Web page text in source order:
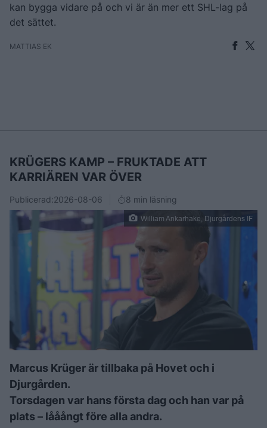
kan bygga vidare på och vi är än mer ett SHL-lag på
det sättet.
MATTIAS EK
KRÜGERS KAMP – FRUKTADE ATT
KARRIÄREN VAR ÖVER
Publicerad:2026-08-06 8 min läsning
William Ankarhake, Djurgårdens IF
Marcus Krüger är tillbaka på Hovet och i
Djurgården.
Torsdagen var hans första dag och han var på
plats – lååångt före alla andra.